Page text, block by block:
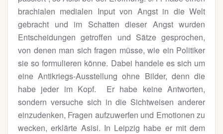
brachialen medialen Input von Angst in die Welt
gebracht und im Schatten dieser Angst wurden
Entscheidungen getroffen und Sätze gesprochen,
von denen man sich fragen müsse, wie ein Politiker
sie so formulieren könne. Dabei handele es sich um
eine Antikriegs-Ausstellung ohne Bilder, denn die
habe jeder im Kopf. Er habe keine Antworten,
sondern versuche sich in die Sichtweisen anderer
einzudenken, Fragen aufzuwerfen und Emotionen zu
wecken, erklärte Asisi. In Leipzig habe er mit dem